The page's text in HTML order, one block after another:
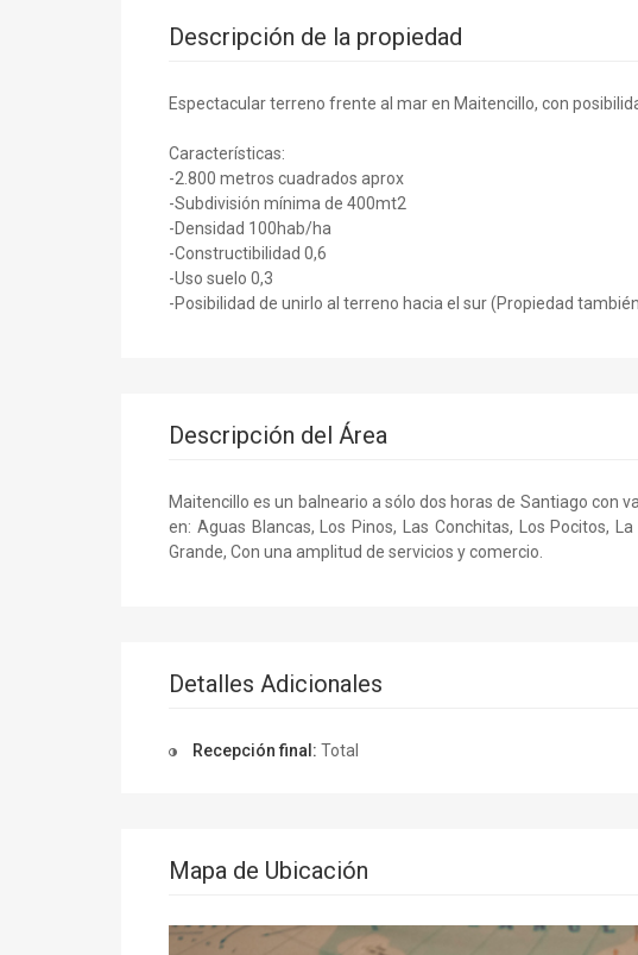
Descripción de la propiedad
Espectacular terreno frente al mar en Maitencillo, con
Características:
-2.800 metros cuadrados aprox
-Subdivisión mínima de 400mt2
-Densidad 100hab/ha
-Constructibilidad 0,6
-Uso suelo 0,3
-Posibilidad de unirlo al terreno hacia el sur (Propiedad
Descripción del Área
Maitencillo es un balneario a sólo dos horas de Santiago con
en: Aguas Blancas, Los Pinos, Las Conchitas, Los Pocitos,
Grande, Con una amplitud de servicios y comercio.
Detalles Adicionales
Recepción final: Total
Mapa de Ubicación